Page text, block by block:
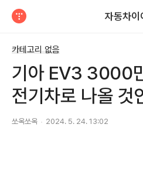
자동차이
카테고리 없음
기아 EV3 3000
전기차로 나올 것
쏘옥쏘옥 2024. 5. 24. 13:02